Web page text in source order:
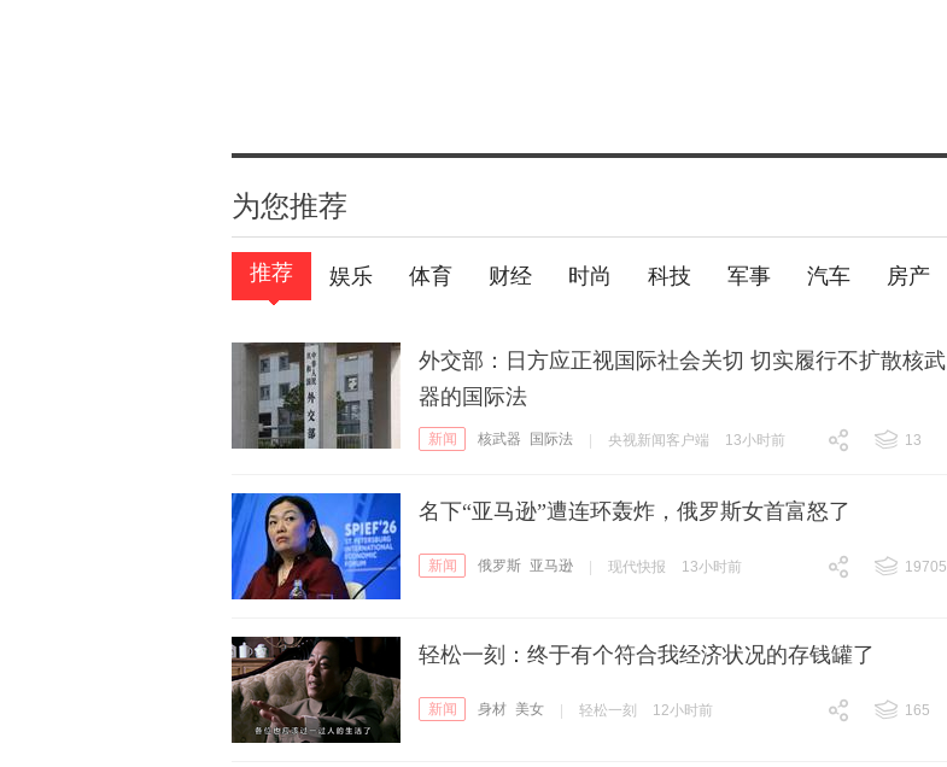
为您推荐
推荐 娱乐 体育 财经 时尚 科技 军事 汽车 房产
外交部：日方应正视国际社会关切 切实履行不扩散核武
器的国际法
新闻 核武器 国际法 央视新闻客户端 13小时前
13
名下“亚马逊”遭连环轰炸，俄罗斯女首富怒了
新闻 俄罗斯 亚马逊 现代快报 13小时前
19705
轻松一刻：终于有个符合我经济状况的存钱罐了
新闻 身材 美女 轻松一刻 12小时前
165